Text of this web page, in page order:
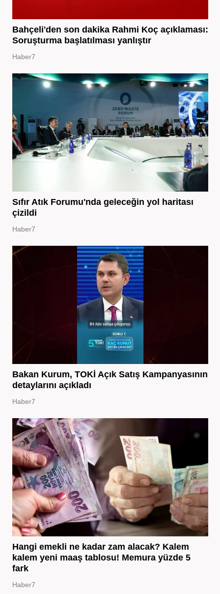
Bahçeli'den son dakika Rahmi Koç açıklaması:
Soruşturma başlatılması yanlıştır
Haber7
Sıfır Atık Forumu'nda geleceğin yol haritası
çizildi
Haber7
Bakan Kurum, TOKİ Açık Satış Kampanyasının
detaylarını açıkladı
Haber7
Hangi emekli ne kadar zam alacak? Kalem
kalem yeni maaş tablosu! Memura yüzde 5
fark
Haber7